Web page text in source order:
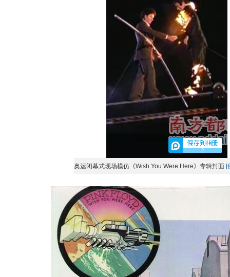
2
奥运闭幕式现场模仿《Wish You Were Here》专辑封面 [